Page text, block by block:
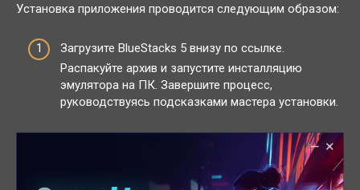
Установка приложения проводится следующим образом:
Загрузите BlueStacks 5 внизу по ссылке.
Распакуйте архив и запустите инсталляцию
эмулятора на ПК. Завершите процесс,
руководствуясь подсказками мастера установки.